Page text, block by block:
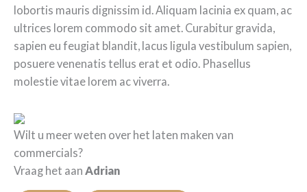
lobortis mauris dignissim id. Aliquam lacinia ex quam, ac
ultrices lorem commodo sit amet. Curabitur gravida,
sapien eu feugiat blandit, lacus ligula vestibulum sapien,
posuere venenatis tellus erat et odio. Phasellus
molestie vitae lorem ac viverra.
Wilt u meer weten over het laten maken van
commercials?
Vraag het aan Adrian